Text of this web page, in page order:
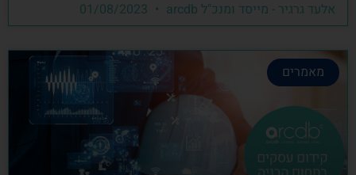
אלעד גרגיר - מייסד ומנכ"ל arcdb
מאמרים